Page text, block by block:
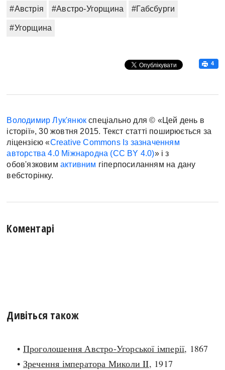
#Австрія #Австро-Угорщина #Габсбурги
#Угорщина
4
Володимир Лук'янюк спеціально для © «Цей день в
історії», 30 жовтня 2015. Текст статті поширюється за
ліцензією «Creative Commons Із зазначенням
авторства 4.0 Міжнародна (CC BY 4.0)» і з
обов'язковимактивним гіперпосиланням на дану
вебсторінку.
Коментарі
Дивіться також
• Проголошення Австро-Угорської імперії, 1867
• Зречення імператора Миколи II, 1917